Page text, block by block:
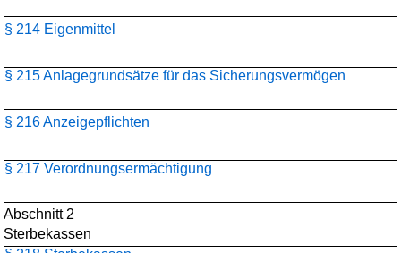
§ 214 Eigenmittel
§ 215 Anlagegrundsätze für das Sicherungsvermögen
§ 216 Anzeigepflichten
§ 217 Verordnungsermächtigung
Abschnitt 2
Sterbekassen